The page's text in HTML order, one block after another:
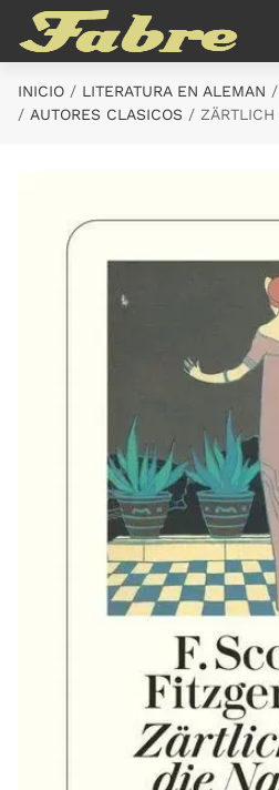
Saltar al contenido principal
INICIO LITERATURA EN ALEMAN
AUTORES CLASICOS